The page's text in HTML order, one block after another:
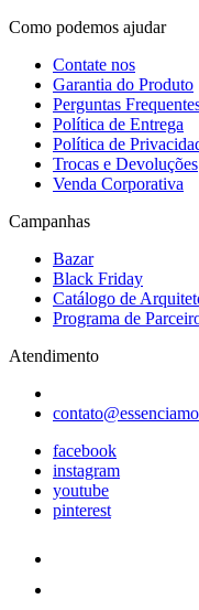
Como podemos ajudar
Contate nos
Garantia do Produto
Perguntas
Política de Entrega
Política de
Trocas e Devoluções
Venda Corporativa
Campanhas
Bazar
Black Friday
Catálogo de
Programa de
Atendimento
facebook
instagram
youtube
pinterest